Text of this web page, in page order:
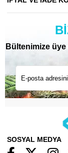
Bültenimize
SOSYAL MEDYA